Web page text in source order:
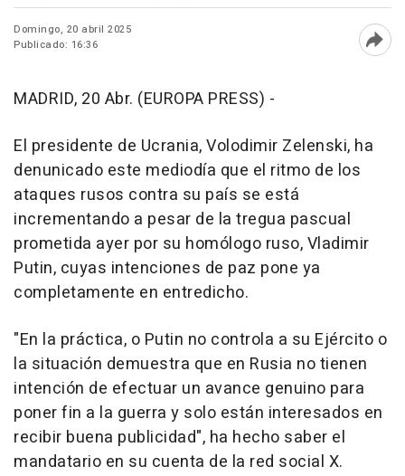
Domingo, 20 abril 2025
Publicado: 16:36
MADRID, 20 Abr. (EUROPA PRESS) -
El presidente de Ucrania, Volodimir Zelenski, ha
denunicado este mediodía que el ritmo de los
ataques rusos contra su país se está
incrementando a pesar de la tregua pascual
prometida ayer por su homólogo ruso, Vladimir
Putin, cuyas intenciones de paz pone ya
completamente en entredicho.
"En la práctica, o Putin no controla a su Ejército o
la situación demuestra que en Rusia no tienen
intención de efectuar un avance genuino para
poner fin a la guerra y solo están interesados en
recibir buena publicidad", ha hecho saber el
mandatario en su cuenta de la red social X.